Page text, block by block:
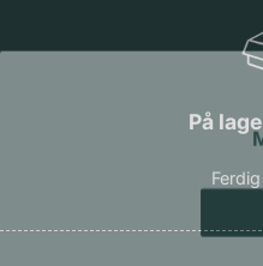
På